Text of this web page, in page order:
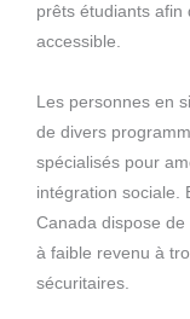
prêts étudiants afin
accessible.
Les personnes en
de divers
spécialisés pour
intégration sociale.
Canada dispose
à faible revenu à
sécuritaires.